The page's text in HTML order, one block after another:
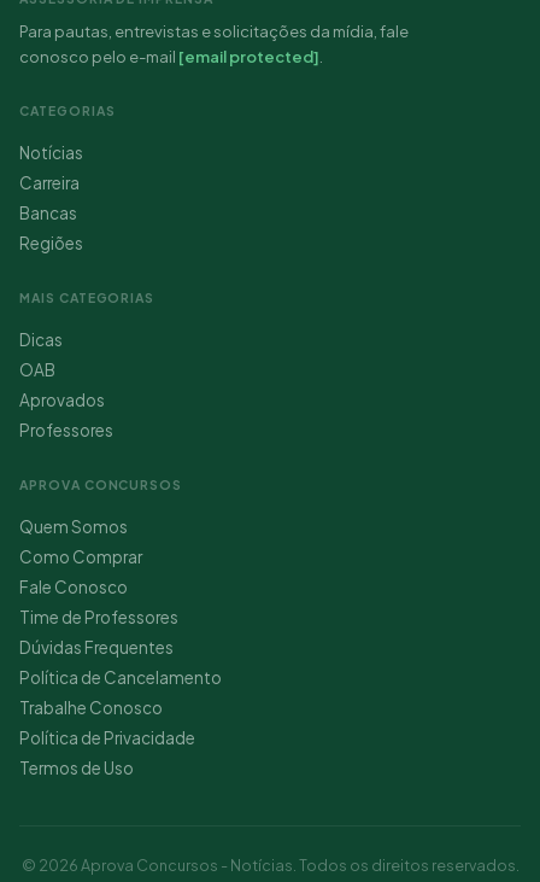
Para pautas, entrevistas e solicitações da mídia, fale
conosco pelo e-mail [email protected]
CATEGORIAS
Notícias
Carreira
Bancas
Regiões
MAIS CATEGORIAS
Dicas
OAB
Aprovados
Professores
APROVA CONCURSOS
Quem Somos
Como Comprar
Fale Conosco
Time de Professores
Dúvidas Frequentes
Política de Cancelamento
Trabalhe Conosco
Política de Privacidade
Termos de Uso
© 2026 Aprova Concursos - Notícias. Todos os direitos reservados.